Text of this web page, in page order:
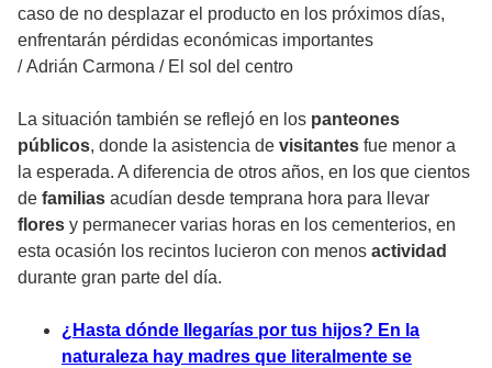
caso de no desplazar el producto en los próximos días,
enfrentarán pérdidas económicas importantes
/Adrián Carmona / El sol del centro
La situación también se reflejó en los panteones
públicos, donde la asistencia de visitantes fue menor a
la esperada. A diferencia de otros años, en los que cientos
de familias acudían desde temprana hora para llevar
flores y permanecer varias horas en los cementerios, en
esta ocasión los recintos lucieron con menos actividad
durante gran parte del día.
¿Hasta dónde llegarías por tus hijos? En la
naturaleza hay madres que literalmente se